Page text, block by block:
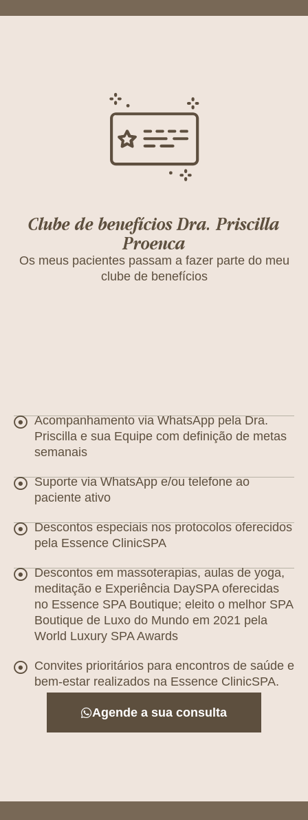
Clube de benefícios Dra. Priscilla
Proenca
Os meus pacientes passam a fazer parte do meu
clube de benefícios
Acompanhamento via WhatsApp pela Dra.
Priscilla e sua Equipe com definição de metas
semanais
Suporte via WhatsApp e/ou telefone ao
paciente ativo
Descontos especiais nos protocolos oferecidos
pela Essence ClinicSPA
Descontos em massoterapias, aulas de yoga,
meditação e Experiência DaySPA oferecidas
no Essence SPA Boutique; eleito o melhor SPA
Boutique de Luxo do Mundo em 2021 pela
World Luxury SPA Awards
Convites prioritários para encontros de saúde e
bem-estar realizados na Essence ClinicSPA.
Agende a sua consulta